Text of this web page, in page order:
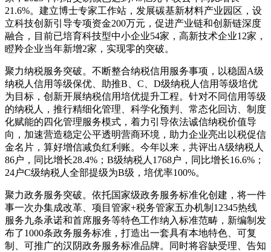
21.6%。建立博士专家工作站，发展碳基新材料产业园区，设
立科技创新引导专项资金200万元，促进产业链和创新链深度
融合，目前已培育科技型中小企业54家，高新技术企业12家，
瞪羚企业当年新增2家，实现零的突破。
聚力纳税服务突破。不断整合纳税信用服务事项，以稳固A级
纳税人信用等级保优、助推B、C、D级纳税人信用等级培优
为目标，创新开展纳税信用培优提升工程。针对不同信用等级
的纳税人，推行精细化管理、科学化预判、常态化回访、制度
化赋能的四化管理服务模式，着力引导依法诚信纳税价值导
向，加速营造稳定公平透明营商环境，助力企业亮出以税促信
金名片，算好增信减负红利账。今年以来，共评出A级纳税人
86户，同比增长28.4%；B级纳税人1768户，同比增长16.6%；
24户C级纳税人全部提级为B级，培优率100%。
聚力政务服务突破。依托国家级政务服务标准化创建，将一件
事一次办集成改革、项目管家+税务管家五办机制12345热线
服务九条承诺和首席服务等特色工作纳入标准范畴，新编制发
布了1000条政务服务标准，打造出一套具有本地特色、可复
制、可推广的汉阴政务服务标准品牌。同时将容缺受理、告知